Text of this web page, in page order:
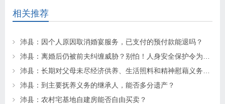
相关推荐
沛县：因个人原因取消婚宴服务，已支付的预付款能退吗？
沛县：到主要抚养义务的继承人，能否多分遗产？
沛县：农村宅基地自建房能否自由买卖？